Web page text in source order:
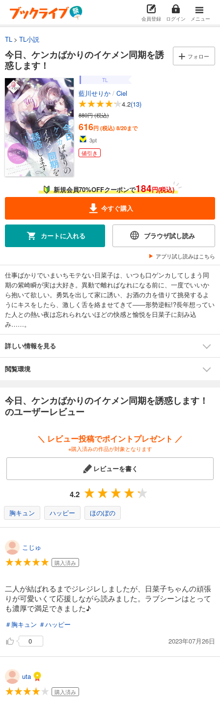
会員登録 ログイン メニュー
TL TL小説
今日、ケンカばかりのイケメン同期を誘
惑します！
フォロー
TL
藍川せりか / Ciel
4.2(13)
880円 (税込)
616円 (税込) 8/20まで
3pt
値引き
新規会員70%OFFクーポンで184円(税込)
今すぐ購入
カートに入れる ブラウザ試し読み
アプリ試し読みはこちら
仕事ばかりでいまいちモテない日菜子は、いつも口ゲンカしてしまう同
期の紫崎瞬が実は大好き。異動で離ればなれになる前に、一度でいいか
ら抱いて欲しい。勇気を出して家に誘い、お酒の力を借りて挑発するよ
うにキスをしたら、激しく舌を絡ませてきて――形勢逆転!?長年想ってい
た人との熱い夜は忘れられないほどの快感と愉悦を日菜子に刻み込
み……。
詳しい情報を見る
閲覧環境
今日、ケンカばかりのイケメン同期を誘惑します！
のユーザーレビュー
＼ レビュー投稿でポイントプレゼント ／
※購入済みの作品が対象となります
レビューを書く
4.2
胸キュン ハッピー ほのぼの
こじゅ
購入済み
二人が結ばれるまでジレジレしましたが、日菜子ちゃんの頑張
りが可愛いくて応援しながら読みました。ラブシーンはとって
も濃厚で満足できました♪
＃胸キュン ＃ハッピー
0
2023年07月26日
uta
購入済み